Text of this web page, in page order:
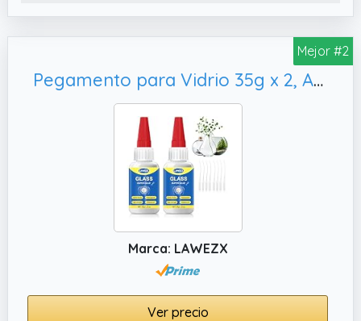
Mejor #2
Pegamento para Vidrio 35g x 2, Artesanía
Marca: LAWEZX
Ver precio